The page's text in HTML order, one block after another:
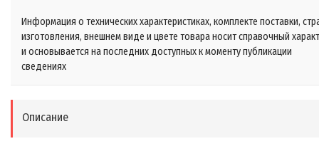
Информация о технических характеристиках, комплекте поставки,
изготовления, внешнем виде и цвете товара носит справочный
и основывается на последних доступных к моменту публикации
сведениях
Описание